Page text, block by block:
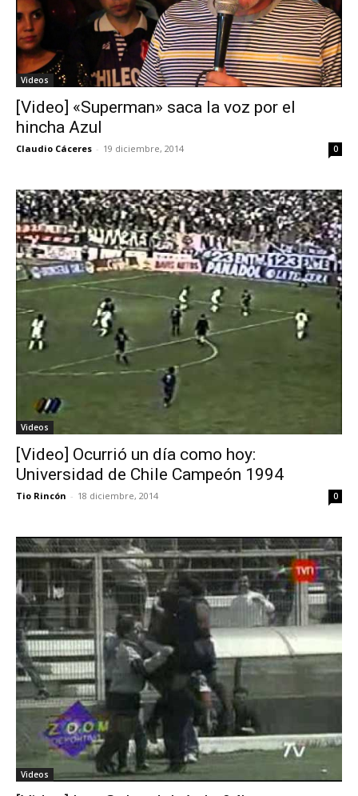
Videos
[Video] «Superman» saca la voz por el
hincha Azul
Claudio Cáceres - 19 diciembre, 2014 0
Videos
[Video] Ocurrió un día como hoy:
Universidad de Chile Campeón 1994
Tio Rincón - 18 diciembre, 2014 0
Videos